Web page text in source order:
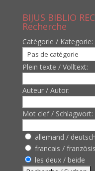
BIJUS BIBLIO
Recherche
Catègorie / Kategorie:
Plein texte / Volltext:
Auteur / Autor:
Mot clef / Schlagwort:
allemand / deutsch
francais /
les deux / beide